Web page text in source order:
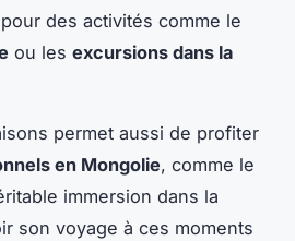
des activités comme le
ou les excursions dans la
permet aussi de profiter
en Mongolie, comme le
immersion dans la
son voyage à ces moments